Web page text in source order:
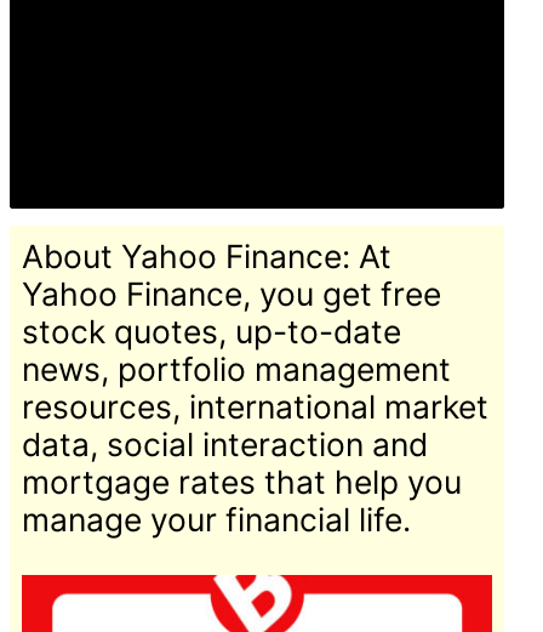
About Yahoo Finance: At
Yahoo Finance, you get free
stock quotes, up-to-date
news, portfolio management
resources, international market
data, social interaction and
mortgage rates that help you
manage your financial life.